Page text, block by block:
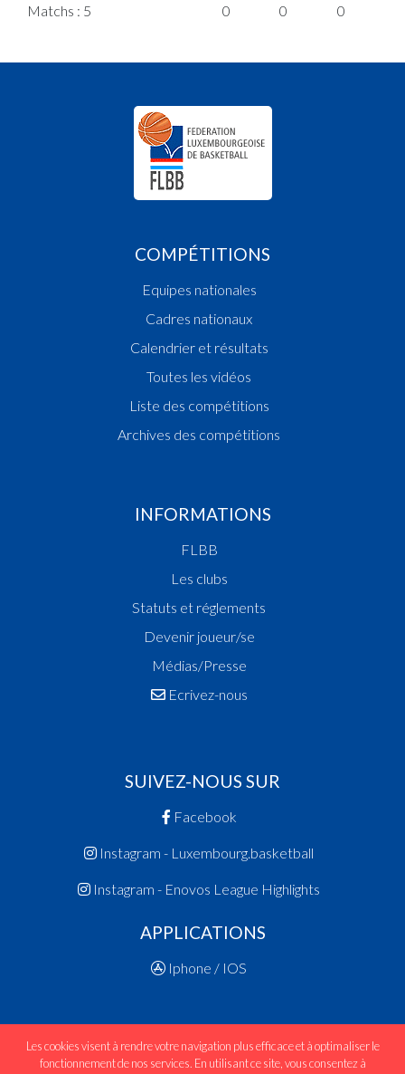
Matchs : 5 0 0 0
COMPÉTITIONS
Equipes nationales
Cadres nationaux
Calendrier et résultats
Toutes les vidéos
Liste des compétitions
Archives des compétitions
INFORMATIONS
FLBB
Les clubs
Statuts et réglements
Devenir joueur/se
Médias/Presse
Ecrivez-nous
SUIVEZ-NOUS SUR
Facebook
Instagram - Luxembourg.basketball
Instagram - Enovos League Highlights
APPLICATIONS
Iphone / IOS
Les cookies visent à rendre votre navigation plus efficace et à optimaliser le
fonctionnement de nos services. En utilisant ce site, vous consentez à